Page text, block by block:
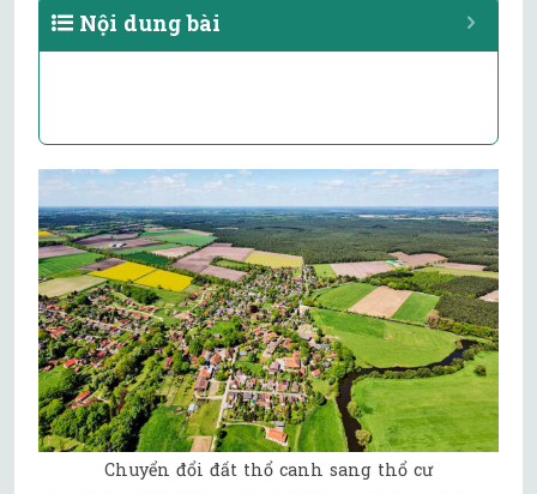
Nội dung bài
Chuyển đổi đất thổ canh sang thổ cư